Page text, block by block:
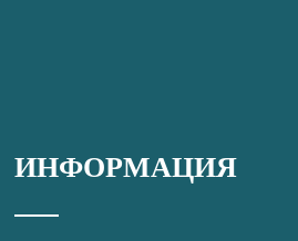
ИНФОРМАЦИЯ